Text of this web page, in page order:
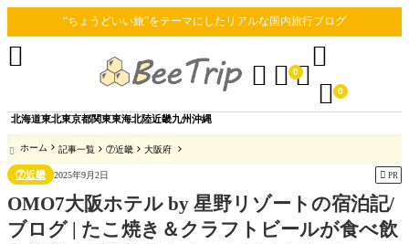
“ちょうどいい旅”をテーマにしたリアルな国内旅行ブログ
北海道東北東京都関東東海北陸近畿九州沖縄
  0

 0

 ホーム 記事一覧 ⑦近畿 大阪府
⑦近畿 2025年9月2日  PR
OMO7大阪ホテル by 星野リゾートの宿泊記/
ブログ | たこ焼き＆クラフトビールが食べ飲